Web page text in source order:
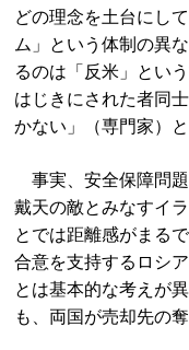
どの理念を土台にし
ム」という体制の異
るのは「反米」とい
はじきにされた者同
かない」（専門家）
事実、安全保障問
戴天の敵とみなすイ
とでは距離感がまる
合意を支持するロシ
とは基本的な考えが
も、両国が売却先の